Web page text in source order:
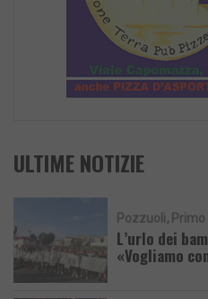
ULTIME NOTIZIE
Pozzuoli
L’urlo dei
«Vogliamo